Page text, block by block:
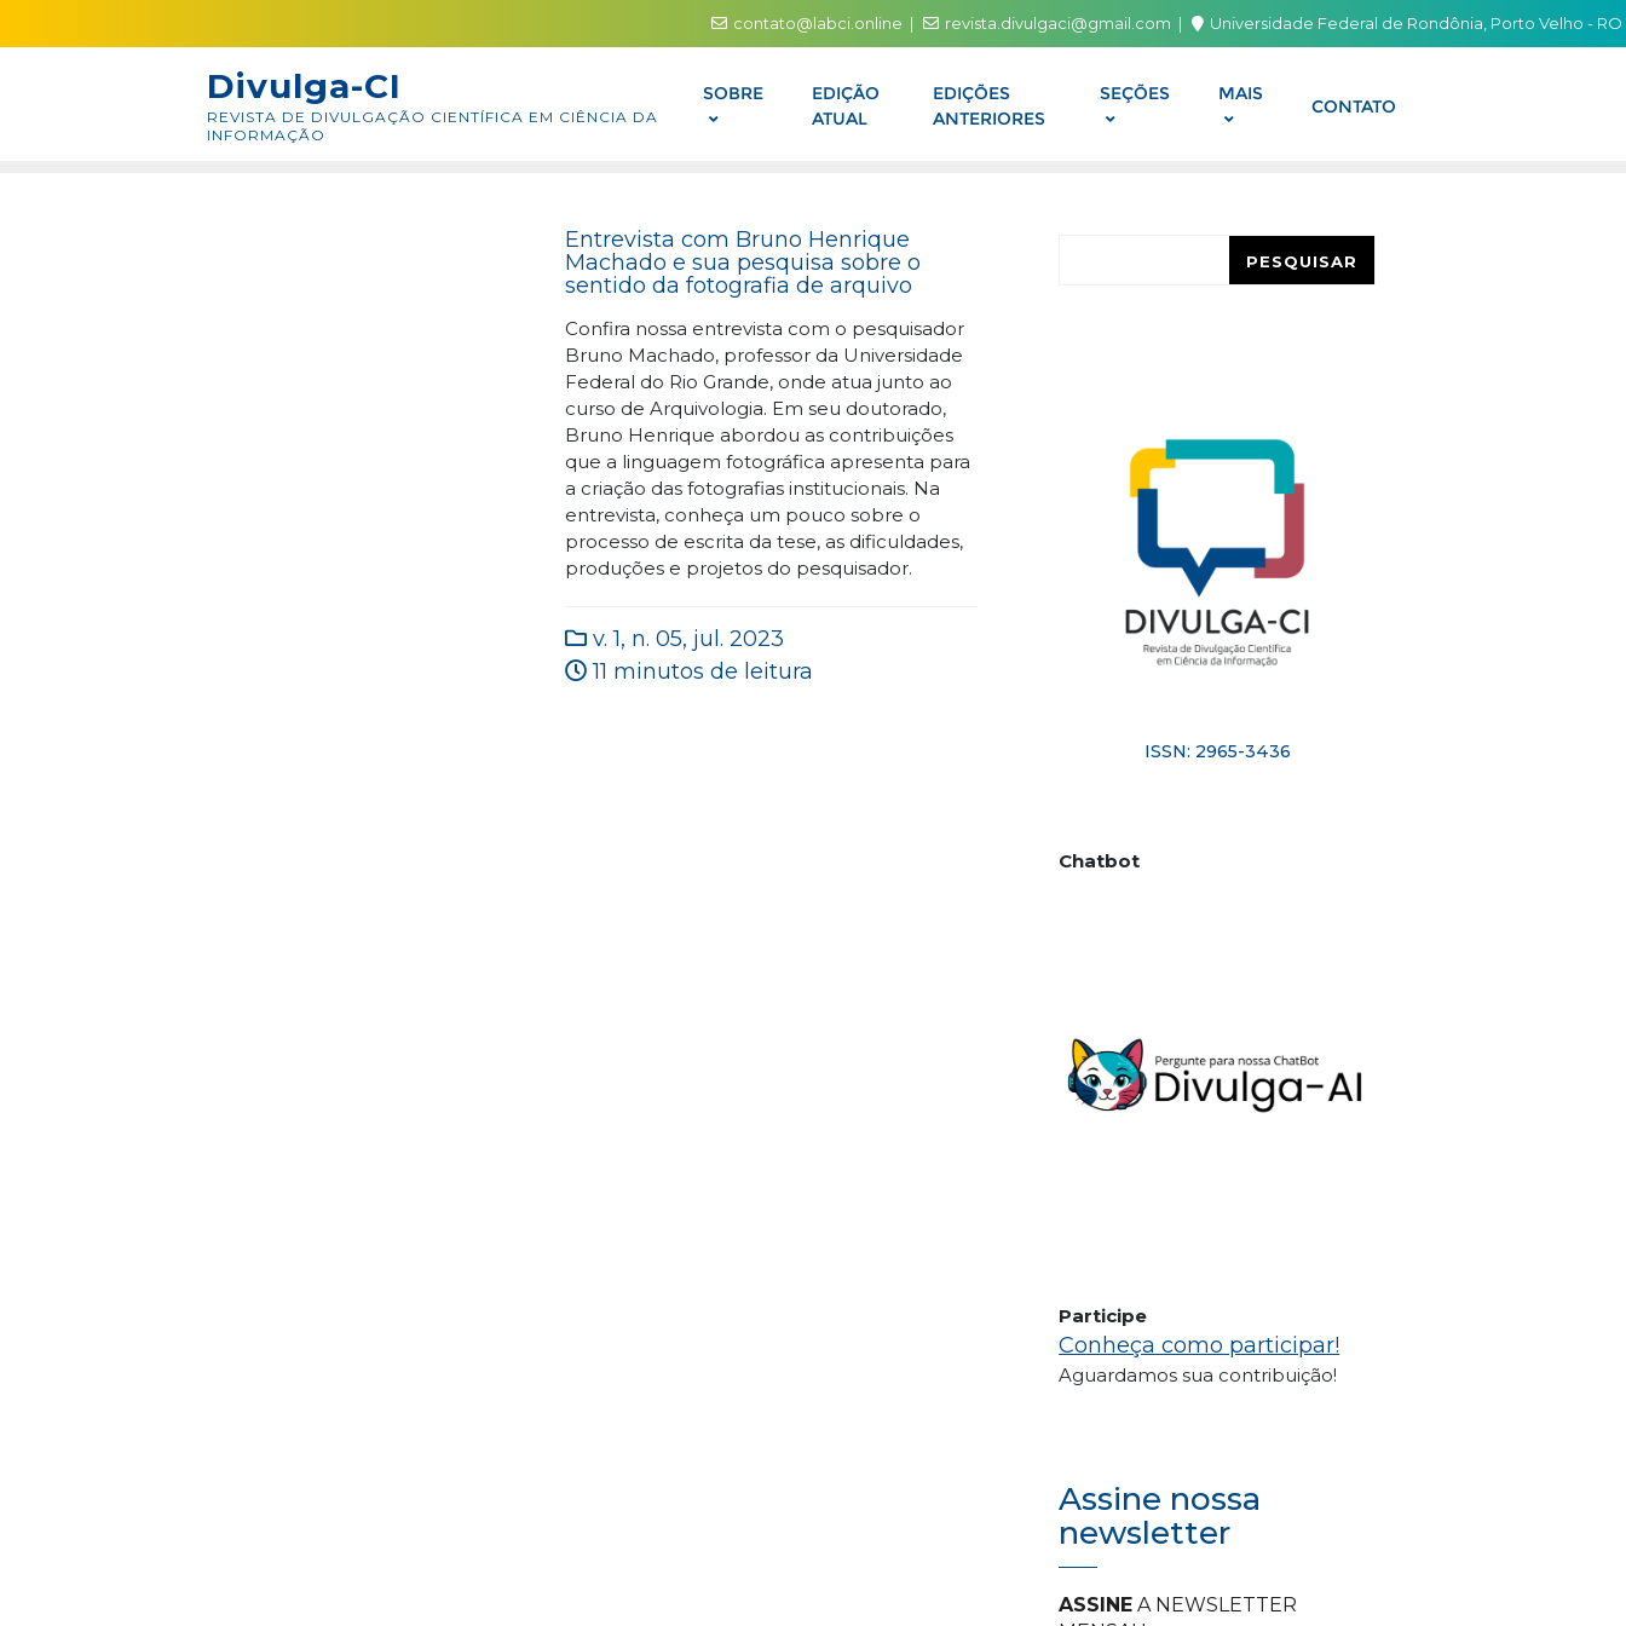
to
contato@labci.online revista.divulgaci@gmail.com Universidade Federal de Rondônia, Porto Velho - RO
Divulga-CI
REVISTA DE DIVULGAÇÃO CIENTÍFICA EM CIÊNCIA DA
INFORMAÇÃO
SOBRE
EDIÇÃO
ATUAL
EDIÇÕES
ANTERIORES
SEÇÕES MAIS
CONTATO
Entrevista com Bruno Henrique
Machado e sua pesquisa sobre o
sentido da fotografia de arquivo
Confira nossa entrevista com o pesquisador
Bruno Machado, professor da Universidade
Federal do Rio Grande, onde atua junto ao
curso de Arquivologia. Em seu doutorado,
Bruno Henrique abordou as contribuições
que a linguagem fotográfica apresenta para
a criação das fotografias institucionais. Na
entrevista, conheça um pouco sobre o
processo de escrita da tese, as dificuldades,
produções e projetos do pesquisador.
v. 1, n. 05, jul. 2023
11 minutos de leitura
PESQUISAR
ISSN: 2965-3436
Chatbot
Participe
Conheça como participar!
Aguardamos sua contribuição!
Assine nossa
newsletter
ASSINE A NEWSLETTER